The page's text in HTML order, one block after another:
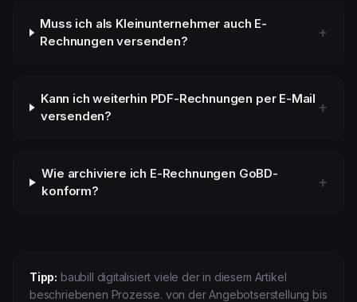
Muss ich als Kleinunternehmer auch E-
Rechnungen versenden?
+
Kann ich weiterhin PDF-Rechnungen per E-Mail
versenden?
+
Wie archiviere ich E-Rechnungen GoBD-
konform?
+
Tipp: baubill digitalisiert viele der in diesem Artikel
beschriebenen Prozesse. von der Angebotserstellung bis